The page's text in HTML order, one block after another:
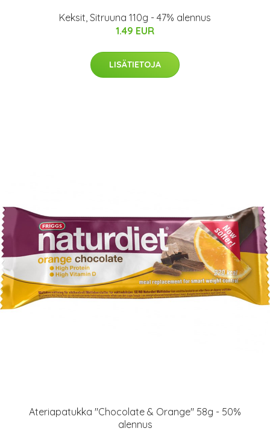
Keksit, Sitruuna 110g - 47% alennus
1.49 EUR
LISÄTIETOJA
Ateriapatukka "Chocolate & Orange" 58g - 50%
alennus